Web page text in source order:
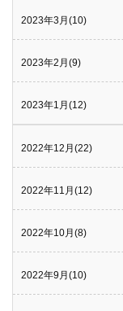
2023年3月(10)
2023年2月(9)
2023年1月(12)
2022年12月(22)
2022年11月(12)
2022年10月(8)
2022年9月(10)